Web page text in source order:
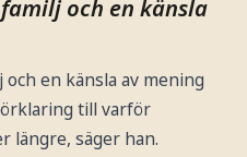
och en känsla
och en känsla av mening
till varför
längre, säger han.